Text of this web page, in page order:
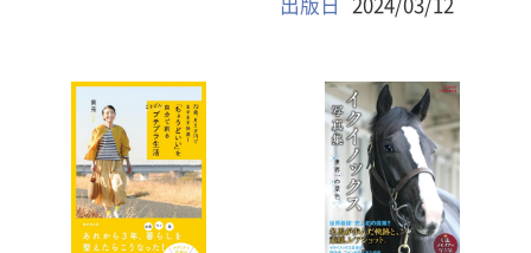
出版日
2024/03/12